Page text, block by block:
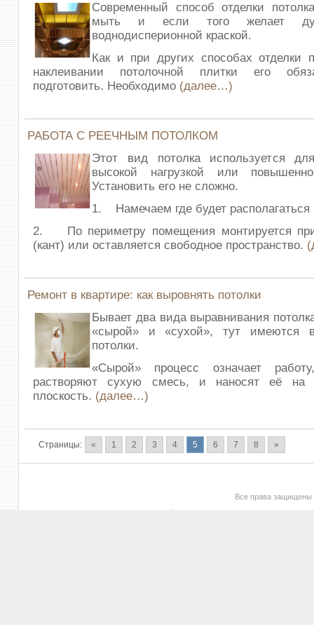
Современный способ отделки
мыть и если того желает
воднодисперионной краской.
Как и при других способах отделки
наклеивании потолочной плитки его
подготовить. Необходимо (далее…)
РАБОТА С РЕЕЧНЫМ ПОТОЛКОМ
Этот вид потолка используется
высокой нагрузкой или
Установить его не сложно.
1. Намечаем где будет располагаться
2. По периметру помещения монтируется
(кант) или оставляется свободное пространство.
Ремонт в квартире: как выровнять потолки
Бывает два вида выравнивания
«сырой» и «сухой», тут имеются
потолки.
«Сырой» процесс означает
растворяют сухую смесь, и наносят её на
плоскость. (далее…)
Страницы: « 1 2 3 4 5 6 7 8 »
Все права